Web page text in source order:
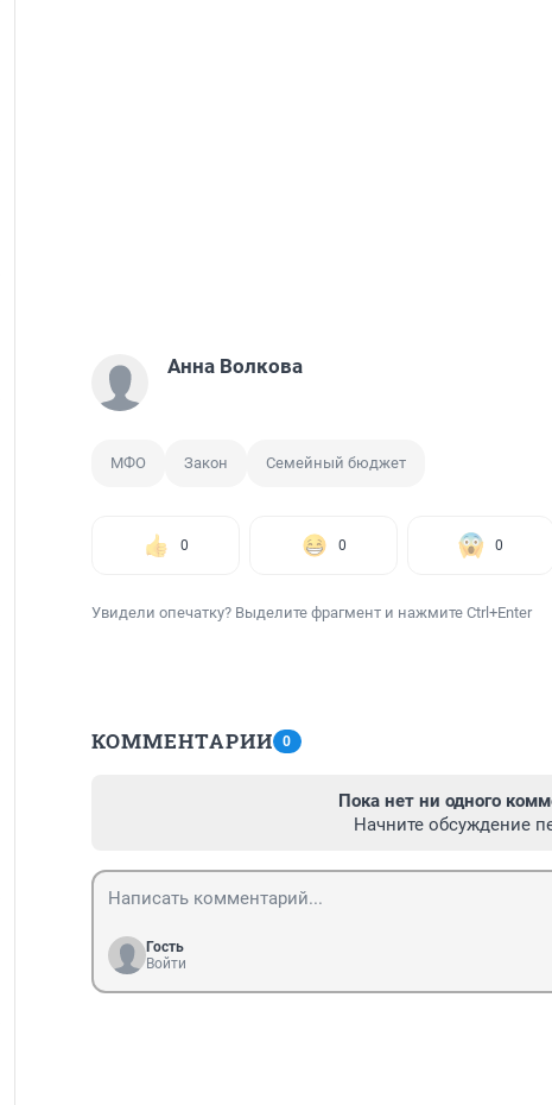
Анна Волкова
МФО Закон Семейный бюджет
0 0 0
Увидели опечатку? Выделите фрагмент и нажмите Ctrl+Enter
КОММЕНТАРИИ 0
Пока нет ни одного
Начните обсуждение
Гость
Войти